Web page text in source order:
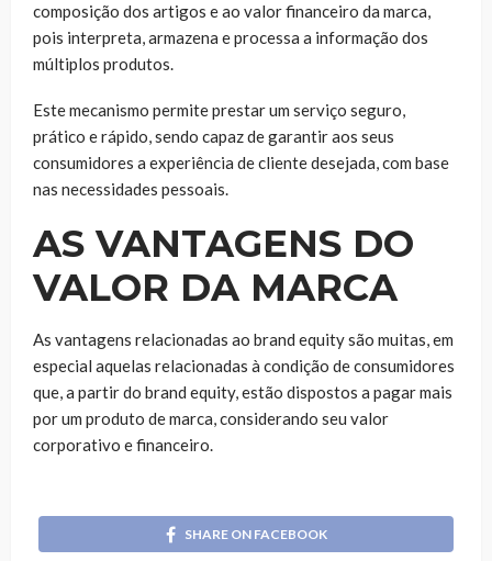
composição dos artigos e ao valor financeiro da marca,
pois interpreta, armazena e processa a informação dos
múltiplos produtos.
Este mecanismo permite prestar um serviço seguro,
prático e rápido, sendo capaz de garantir aos seus
consumidores a experiência de cliente desejada, com base
nas necessidades pessoais.
AS VANTAGENS DO
VALOR DA MARCA
As vantagens relacionadas ao brand equity são muitas, em
especial aquelas relacionadas à condição de consumidores
que, a partir do brand equity, estão dispostos a pagar mais
por um produto de marca, considerando seu valor
corporativo e financeiro.
SHARE ON FACEBOOK